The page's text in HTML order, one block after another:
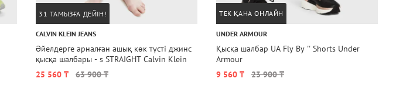
31 ТАМЫЗҒА ДЕЙІН!
CALVIN KLEIN JEANS
Әйелдерге арналған ашық көк түсті джинс
қысқа шалбары - s STRAIGHT Calvin Klein
Jeans
25 560 ₸ 63 900 ₸
ТЕК ҚАНА ОНЛАЙН
UNDER ARMOUR
Қысқа шалбар UA Fly By '' Shorts Under
Armour
9 560 ₸
23 900 ₸